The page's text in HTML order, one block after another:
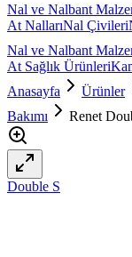
Nal ve Nalbant
At NallarıNal Çivileri
Nal ve Nalbant
At Sağlık Ürünleri
Anasayfa
Ürünler
Bakımı
Renet
Double S